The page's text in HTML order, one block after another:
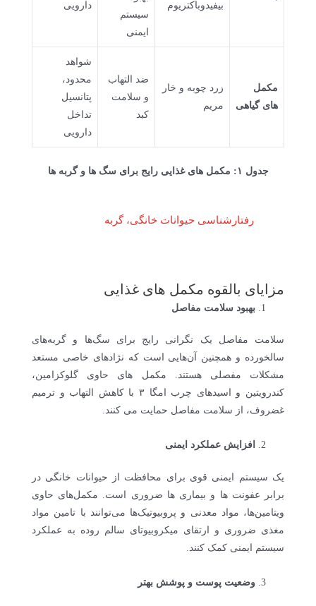
بیفیدوباکتریوم
سیستم
ایمنی
دارویی
مکمل
های گیاهی
زرد چوبه و خار
مریم
ضد التهاب
و سلامت
کبد
شواهد
محدود،
پتانسیل
تداخل
دارویی
جدول ۱: مکمل های غذایی رایج برای سگ ها و گربه ها
رفتارشناسی حیوانات خانگی، گربه
مزایای بالقوه مکمل های غذایی
بهبود سلامت مفاصل
سلامت مفاصل یک نگرانی رایج برای سگ‌ها و گربه‌های
سالخورده و همچنین آن‌هایی است که نژادهای خاصی مستعد
مشکلات مفصلی هستند. مکمل های حاوی گلوکزامین،
کندرویتین و اسیدهای چرب امگا ۳ با کاهش التهاب و ترمیم
غضروف، از سلامت مفاصل حمایت می کنند.
افزایش عملکرد ایمنی
یک سیستم ایمنی قوی برای محافظت از حیوانات خانگی در
برابر عفونت ها و بیماری ها ضروری است. مکمل‌های حاوی
ویتامین‌ها، مواد معدنی و پروبیوتیک‌ها می‌توانند با تامین مواد
مغذی ضروری و ارتقای میکروبیوتای سالم روده به عملکرد
سیستم ایمنی کمک کنند.
وضعیت پوست و پوشش بهتر